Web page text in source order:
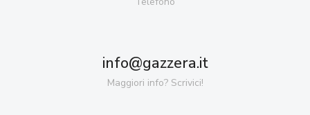
info@gazzera.it
Maggiori info? Scrivici!